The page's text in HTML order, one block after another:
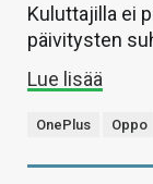
Kuluttajilla ei
päivitysten
Lue lisää
OnePlus Oppo